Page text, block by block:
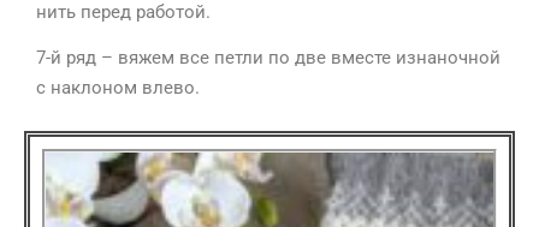
нить перед работой.
7-й ряд – вяжем все петли по две вместе изнаночной
с наклоном влево.